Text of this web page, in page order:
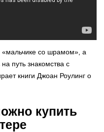
«мальчике со шрамом», а
путь знакомства с
книги Джоан Роулинг о
купить